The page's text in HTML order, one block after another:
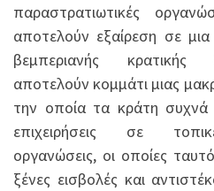
παραστρατιωτικές
αποτελούν εξαίρεση σε
βεμπεριανής κρατικής
αποτελούν κομμάτι μιας
την οποία τα κράτη συχνά
επιχειρήσεις σε
οργανώσεις, οι οποίες
ξένες εισβολές και